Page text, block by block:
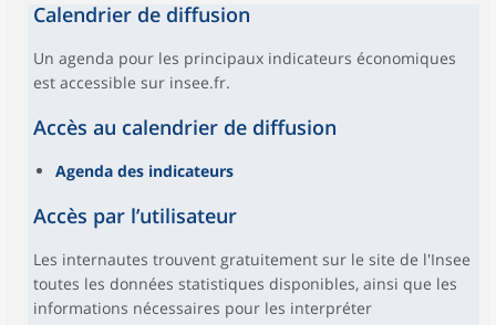
Calendrier de diffusion
Un agenda pour les principaux indicateurs économiques
est accessible sur insee.fr.
Accès au calendrier de diffusion
Agenda des indicateurs
Accès par l’utilisateur
Les internautes trouvent gratuitement sur le site de l'Insee
toutes les données statistiques disponibles, ainsi que les
informations nécessaires pour les interpréter